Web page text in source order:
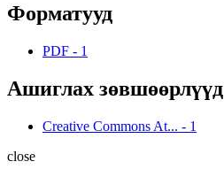
Форматууд
PDF - 1
Ашиглах зөвшөөрлүүд
Creative Commons At... - 1
close